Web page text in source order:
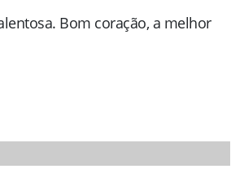
Bom coração, a melhor